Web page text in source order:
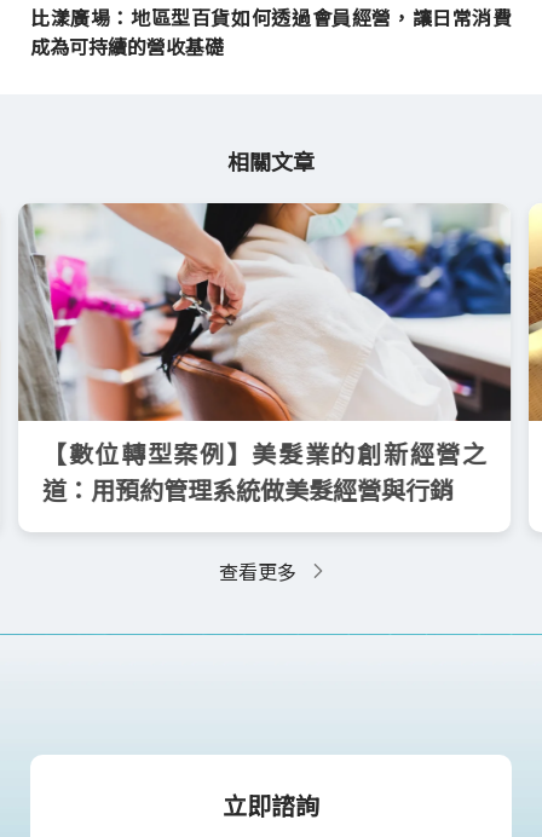
比漾廣場：地區型百貨如何透過會員經營，讓日常消費
成為可持續的營收基礎
相關文章
【數位轉型案例】美髮業的創新經營之
道：用預約管理系統做美髮經營與行銷
查看更多
立即諮詢